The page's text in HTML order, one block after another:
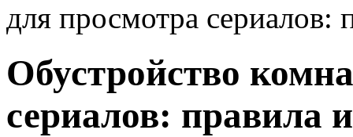
для просмотра сериалов:
Обустройство
сериалов: правила